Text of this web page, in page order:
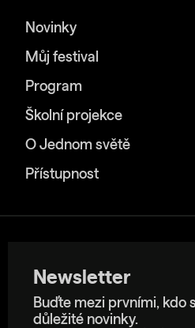
Novinky
Můj festival
Program
Školní projekce
O Jednom světě
Přístupnost
Newsletter
Buďte mezi prvními, kdo
důležité novinky.